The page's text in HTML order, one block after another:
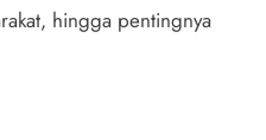
hingga pentingnya